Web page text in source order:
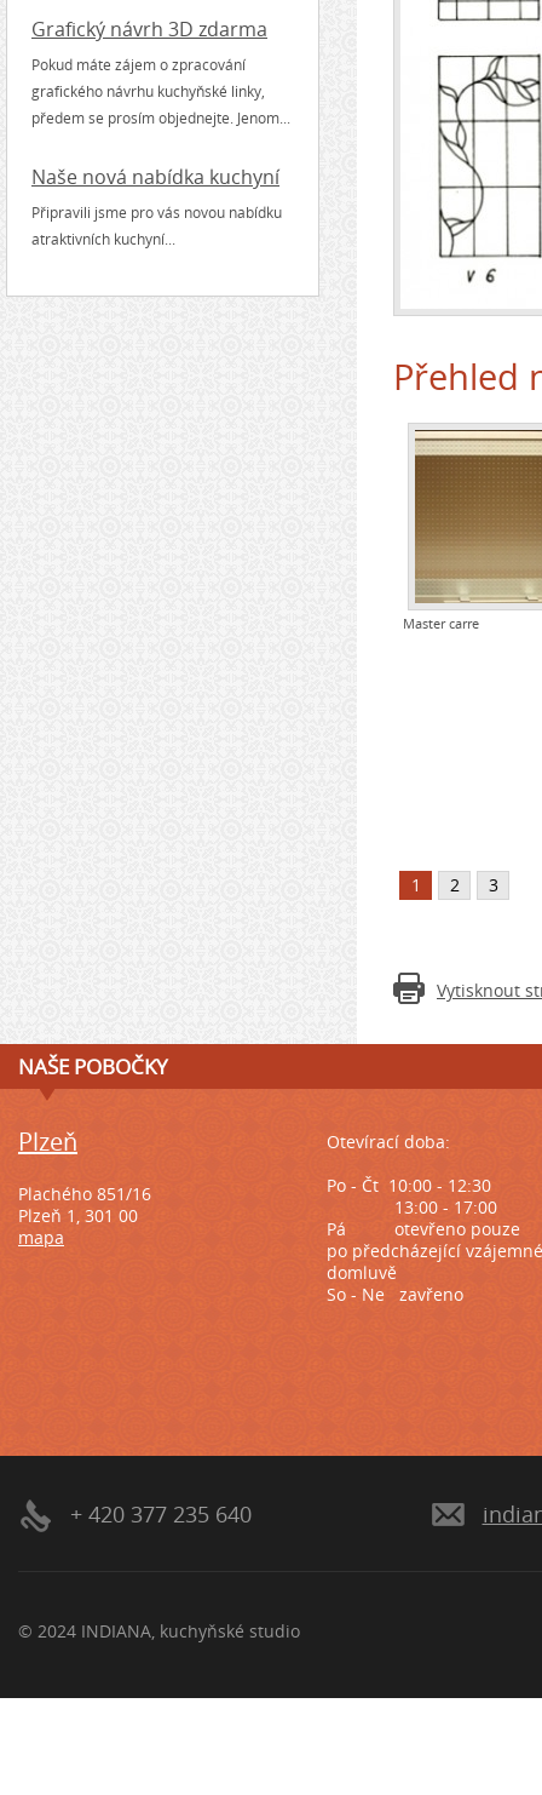
Přehled
Master carre
1 2 3
Vytisknout
Grafický návrh 3D zdarma
Pokud máte zájem o zpracování
grafického návrhu kuchyňské linky,
předem se prosím objednejte. Jenom...
Naše nová nabídka kuchyní
Připravili jsme pro vás novou nabídku
atraktivních kuchyní...
NAŠE POBOČKY
Plzeň
Plachého 851/16
Plzeň 1, 301 00
mapa
Otevírací doba:
Po - Čt 10:00 - 12:30
13:00 - 17:00
Pá otevřeno pouze
po předcházející vzájemné
domluvě
So - Ne zavřeno
+ 420 377 235 640
© 2024 INDIANA, kuchyňské studio